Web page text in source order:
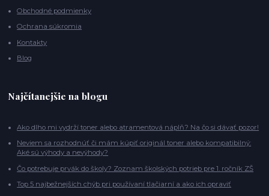
Obchodné podmienky
Ochrana súkromia
Kontakty
Blog
Najčítanejšie na blogu
Ako dlho mi vydrží toner alebo atramentová náplň? Na čo si dávať pozor!
Neviem sa rozhodnúť či mám kúpiť originál toner alebo kompatibilný:
Aké sú výhody a nevýhody?
Čo potrebuje prvák do školy? Zoznam školských potrieb pre 1. ročník ZŠ
Top 5 najbežnejších chýb pri používaní tlačiarní a ako ich opraviť